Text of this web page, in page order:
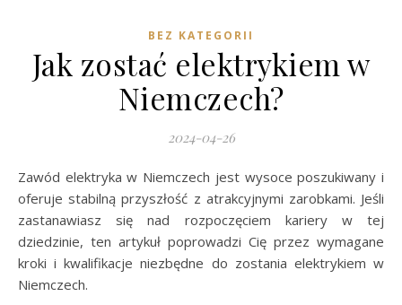
BEZ KATEGORII
Jak zostać elektrykiem w
Niemczech?
2024-04-26
Zawód elektryka w Niemczech jest wysoce poszukiwany i
oferuje stabilną przyszłość z atrakcyjnymi zarobkami. Jeśli
zastanawiasz się nad rozpoczęciem kariery w tej
dziedzinie, ten artykuł poprowadzi Cię przez wymagane
kroki i kwalifikacje niezbędne do zostania elektrykiem w
Niemczech.